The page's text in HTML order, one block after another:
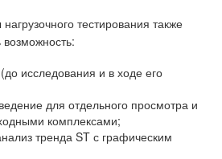
тестирования также
исследования и в ходе его
для отдельного просмотра и
комплексами;
тренда ST с графическим